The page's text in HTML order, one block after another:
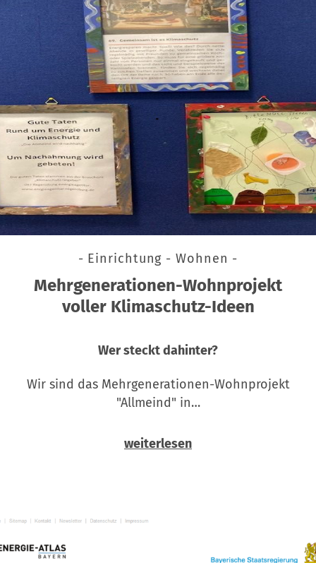
- Einrichtung - Wohnen -
Mehrgenerationen-Wohnprojekt
voller Klimaschutz-Ideen
Wer steckt dahinter?
Wir sind das Mehrgenerationen-Wohnprojekt
"Allmeind" in…
weiterlesen